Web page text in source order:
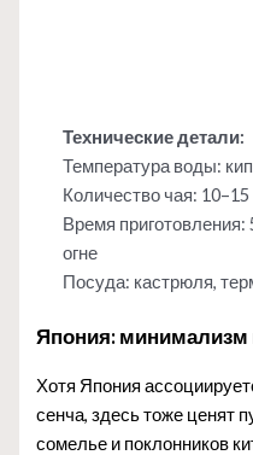
Технические детали:
Температура воды:
Количество чая: 10–15
Время
огне
Посуда: кастрюля,
Япония: минимализм
Хотя Япония
сенча, здесь тоже ценят
сомелье и поклонников